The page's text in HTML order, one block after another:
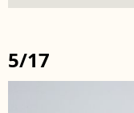
5/17